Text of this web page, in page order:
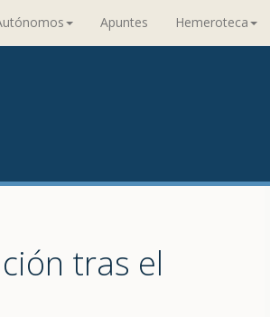
Apuntes Hemeroteca
tras el